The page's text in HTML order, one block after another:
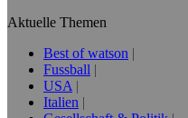
Aktuelle Themen
Best of watson
Fussball
USA
Italien